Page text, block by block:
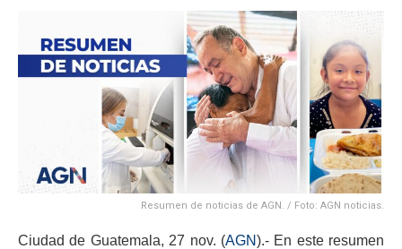
Resumen de noticias de AGN. / Foto: AGN noticias.
Ciudad de Guatemala, 27 nov. (AGN).- En este resumen